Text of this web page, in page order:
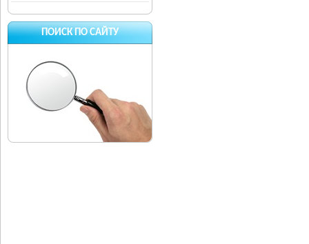
ПОИСК ПО САЙТУ